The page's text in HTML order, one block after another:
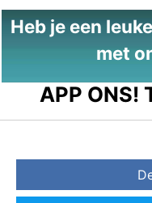
Heb je een
met
APP ONS!